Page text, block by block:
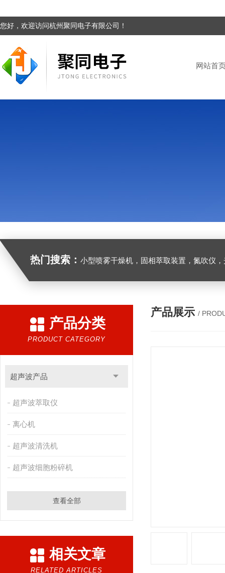
您好，欢迎访问杭州聚同电子有限公司！
网站首
热门搜索： 小型喷雾干燥机，固相萃取装置，氮吹仪，光化学反应仪，低温恒温槽，超声波细胞
产品分类
PRODUCT CATEGORY
超声波产品
超声波萃取仪
离心机
超声波清洗机
超声波细胞粉碎机
查看全部
相关文章
RELATED ARTICLES
产品展示 /